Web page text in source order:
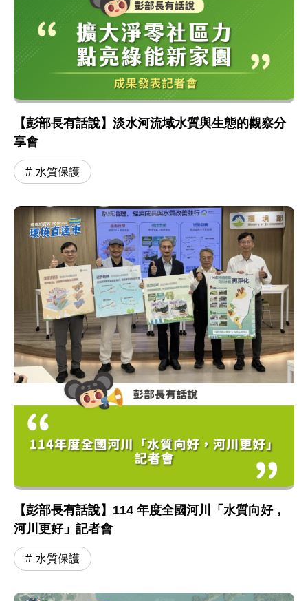
【彭部長有話說】淡水河流域水質與生態的觀察分
享會
水質保護
【彭部長有話說】114 年度全國河川「水質向好，
河川更好」記者會
水質保護